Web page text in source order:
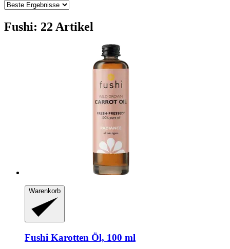
Fushi: 22 Artikel
Warenkorb
Fushi Karotten Öl, 100 ml